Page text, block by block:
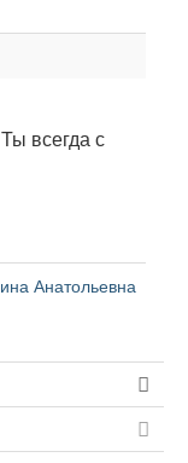
всегда с
Анатольевна